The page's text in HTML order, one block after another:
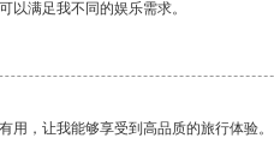
以满足我不同的娱乐需求。
用，让我能够享受到高品质的旅行体验。